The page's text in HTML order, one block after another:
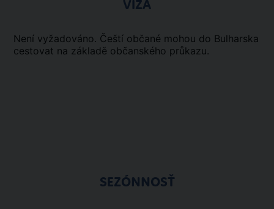
VÍZA
Není vyžadováno. Čeští občané mohou do Bulharska
cestovat na základě občanského průkazu.
SEZÓNNOSŤ